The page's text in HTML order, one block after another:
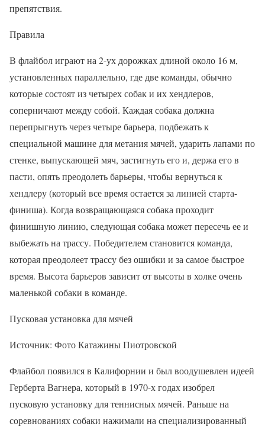
препятствия.
Правила
В флайбол играют на 2-ух дорожках длиной около 16 м,
установленных параллельно, где две команды, обычно
которые состоят из четырех собак и их хендлеров,
соперничают между собой. Каждая собака должна
перепрыгнуть через четыре барьера, подбежать к
специальной машине для метания мячей, ударить лапами по
стенке, выпускающей мяч, застигнуть его и, держа его в
пасти, опять преодолеть барьеры, чтобы вернуться к
хендлеру (который все время остается за линией старта-
финиша). Когда возвращающаяся собака проходит
финишную линию, следующая собака может пересечь ее и
выбежать на трассу. Победителем становится команда,
которая преодолеет трассу без ошибки и за самое быстрое
время. Высота барьеров зависит от высоты в холке очень
маленькой собаки в команде.
Пусковая установка для мячей
Источник: Фото Катажины Пиотровской
Флайбол появился в Калифорнии и был воодушевлен идеей
Герберта Вагнера, который в 1970-х годах изобрел
пусковую установку для теннисных мячей. Раньше на
соревнованиях собаки нажимали на специализированный